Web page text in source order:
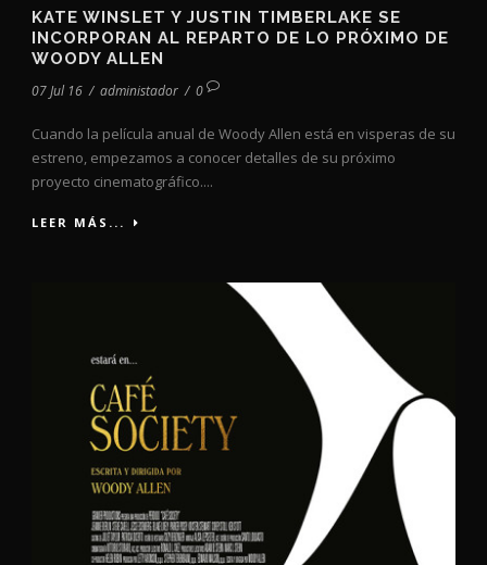
KATE WINSLET Y JUSTIN TIMBERLAKE SE
INCORPORAN AL REPARTO DE LO PRÓXIMO DE
WOODY ALLEN
07 Jul 16 / administador / 0
Cuando la película anual de Woody Allen está en visperas de su
estreno, empezamos a conocer detalles de su próximo
proyecto cinematográfico....
LEER MÁS...